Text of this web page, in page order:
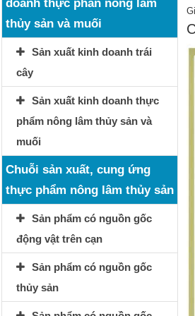
doanh thực phẩn nông lâm
thủy sản và muối
Sản xuất kinh doanh trái
cây
Sản xuất kinh doanh thực
phẩm nông lâm thủy sản và
muối
Chuỗi sản xuất, cung ứng
thực phẩm nông lâm thủy sản
Sản phẩm có nguồn gốc
động vật trên cạn
Sản phẩm có nguồn gốc
thủy sản